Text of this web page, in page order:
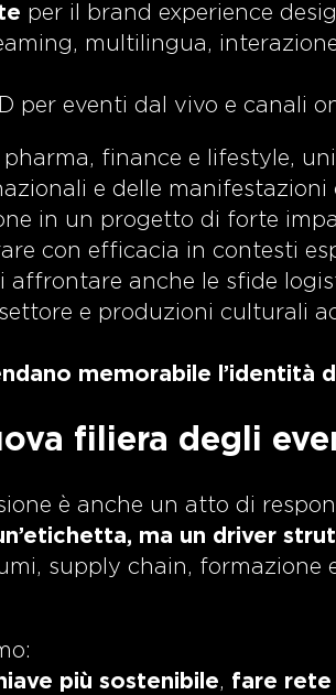
per il brand experience
multilingua,
per eventi dal vivo e canali
pharma, finance e lifestyle,
e delle manifestazioni
in un progetto di forte
con efficacia in contesti
anche le sfide
e produzioni culturali
memorabile l’identità
filiera degli
è anche un atto di
ma un driver
supply chain, formazione
più sostenibile, fare rete